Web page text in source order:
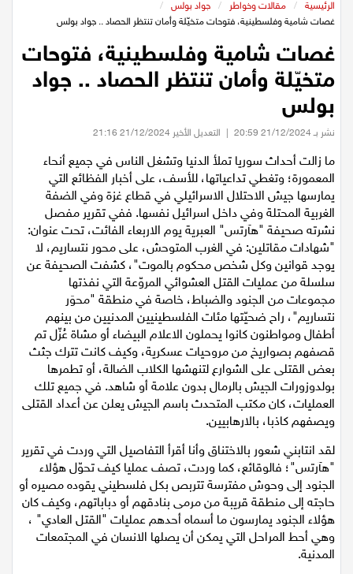
عيلبون
دير حنا
سخنين
عرابة
اخبار عالمية
رياضة
رياضة محلية
رياضة عالمية
تقارير خاصة
اقتصاد
مقالات
مطبخ
صحة وطب
مجلة الحمرا
الرئيسية / مقالات وخواطر / جواد بولس
/
غصات شامية وفلسطينية، فتوحات متخيّلة وأمان تنتظر الحصاد .. جواد بولس
غصات شامية وفلسطينية، فتوحات
متخيّلة وأمان تنتظر الحصاد .. جواد
بولس
نشر بـ 21/12/2024 20:59 | التعديل الأخير 21/12/2024 21:16
ما زالت أحداث سوريا تملأ الدنيا وتشغل الناس في جميع أنحاء
المعمورة؛ وتغطي تداعياتها، للأسف، على أخبار الفظائع التي
يمارسها جيش الاحتلال الاسرائيلي في قطاع غزة وفي الضفة
الغربية المحتلة وفي داخل اسرائيل نفسها. ففي تقرير مفصل
نشرته صحيفة "هآرتس" العبرية يوم الاربعاء الفائت، تحت عنوان:
"شهادات مقاتلين: في الغرب المتوحش، على محور نتساريم، لا
يوجد قوانين وكل شخص محكوم بالموت"، كشفت الصحيفة عن
سلسلة من عمليات القتل العشوائي المروّعة التي نفذتها
مجموعات من الجنود والضباط، خاصة في منطقة "محوَر
نتساريم"، راح ضحيّتها مئات الفلسطينيين المدنيين من بينهم
أطفال ومواطنون كانوا يحملون الاعلام البيضاء أو مشاة عُزّل تم
قصفهم بصواريخ من مروحيات عسكرية، وكيف كانت تترك جثث
بعض القتلى على الشوارع لتنهشها الكلاب الضالة، أو تطمرها
بولدوزورات الجيش بالرمال بدون علامة أو شاهد. في جميع تلك
العمليات، كان مكتب المتحدث باسم الجيش يعلن عن أعداد القتلى
ويصفهم كاذبا، بالارهابيين.
لقد انتابني شعور بالاختناق وأنا أقرأ التفاصيل التي وردت في تقرير
"هآرتس"؛ فالوقائع، كما وردت، تصف عمليا كيف تحوّل هؤلاء
الجنود إلى وحوش مفترسة تتربص بكل فلسطيني يقوده مصيره أو
حاجته إلى منطقة قريبة من مرمى بنادقهم أو دباباتهم، وكيف كان
هؤلاء الجنود يمارسون ما أسماه أحدهم عمليات "القتل العادي" ،
وهي أحط المراحل التي يمكن أن يصلها الانسان في المجتمعات
المدنية.